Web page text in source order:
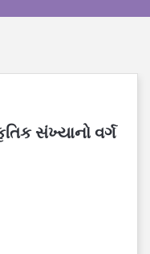
સંખ્યાનો વર્ગ